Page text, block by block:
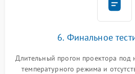
6. Финальное
Длительный прогон проектора под
температурного режима и